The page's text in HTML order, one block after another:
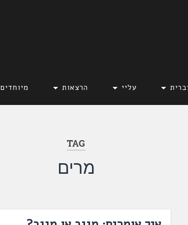
עליי הרצאות מיוחדים
TAG
מרים